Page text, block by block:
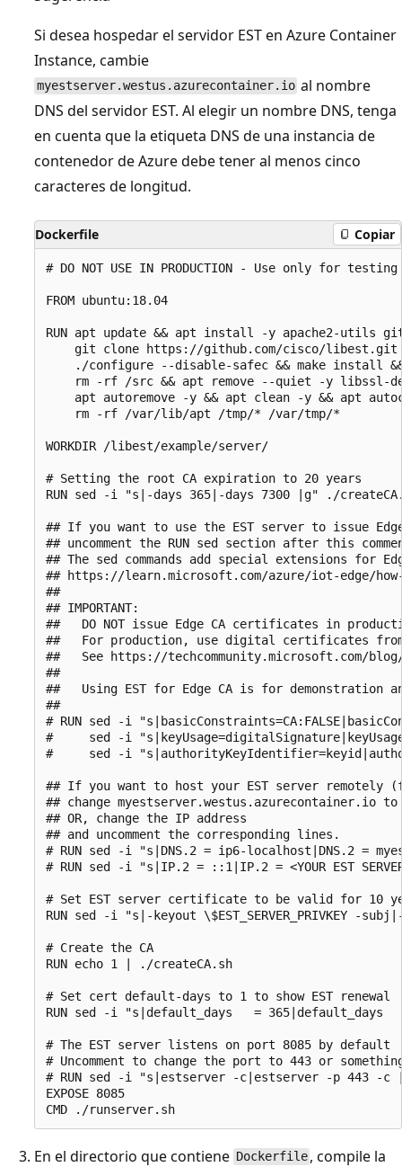
Si desea hospedar el servidor EST en Azure Container
Instance, cambie
myestserver.westus.azurecontainer.io al nombre
DNS del servidor EST. Al elegir un nombre DNS, tenga
en cuenta que la etiqueta DNS de una instancia de
contenedor de Azure debe tener al menos cinco
caracteres de longitud.
Dockerfile Copiar
# DO NOT USE IN PRODUCTION - Use only for
FROM ubuntu:18.04
RUN apt update && apt install -y apache2-utils
git clone https://github.com/cisco/
./configure --disable-safec && make install
rm -rf /src && apt remove --quiet -y libssl-
apt autoremove -y && apt clean -y && apt
    rm -rf /var/lib/apt /tmp/* /var/tmp/*
WORKDIR /libest/example/server/
# Setting the root CA expiration to 20 years
RUN sed -i "s|-days 365|-days 7300 |g" ./
## If you want to use the EST server to issue
## uncomment the RUN sed section after this
## The sed commands add special extensions
## https://learn.microsoft.com/azure/iot-edge/
##
## IMPORTANT:
##   DO NOT issue Edge CA certificates in
##   For production, use digital certificates
##   See https://techcommunity.microsoft.com/
##
##   Using EST for Edge CA is for demonstration
##
# RUN sed -i
#     sed -i
#     sed -i
## If you want to host your EST server remotely
## change myestserver.westus.azurecontainer.io
## OR, change the IP address
## and uncomment the corresponding lines.
# RUN sed -i "s|DNS.2 = ip6-localhost|DNS.2 =
# RUN sed -i "s|IP.2 = ::1|IP.2 = <YOUR EST
# Set EST server certificate to be valid for 10
RUN sed -i "s|-keyout \$EST_SERVER_PRIVKEY -
# Create the CA
RUN echo 1 | ./createCA.sh
# Set cert default-days to 1 to show EST renewal
RUN sed -i "s|default_days   = 365|default_days
# The EST server listens on port 8085 by default
# Uncomment to change the port to 443 or
# RUN sed -i "s|estserver -c|estserver -p 443 -c
EXPOSE 8085
En el directorio que contiene Dockerfile , compile la